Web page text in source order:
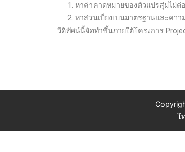
1. หาค่าคาดหมายของตัวแปรสุ่มไม่ต่อ
2. หาส่วนเบี่ยงเบนมาตรฐานและควา
วีดิทัศน์นี้จัดทำขึ้นภายใต้โครงการ
โ